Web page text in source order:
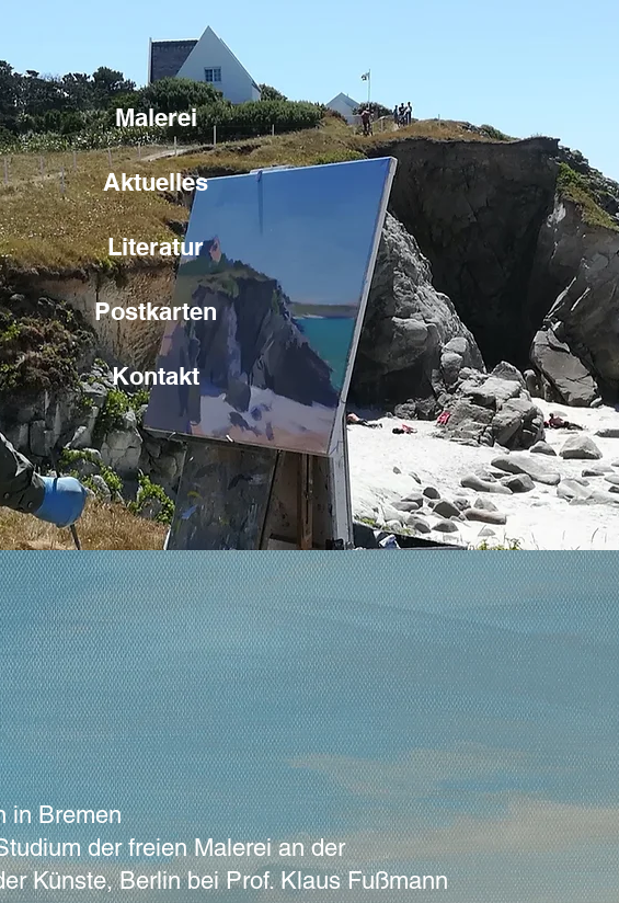
Malerei
Aktuelles
Literatur
Postkarten
Kontakt
in Bremen
der freien Malerei an der
Künste, Berlin bei Prof. Klaus Fußmann